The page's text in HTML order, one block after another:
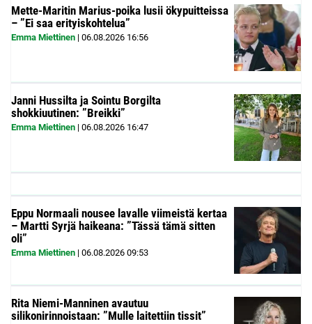
Mette-Maritin Marius-poika lusii ökypuitteissa
– ”Ei saa erityiskohtelua”
Emma Miettinen | 06.08.2026 16:56
Janni Hussilta ja Sointu Borgilta
shokkiuutinen: ”Breikki”
Emma Miettinen | 06.08.2026 16:47
Eppu Normaali nousee lavalle viimeistä kertaa
– Martti Syrjä haikeana: ”Tässä tämä sitten
oli”
Emma Miettinen | 06.08.2026 09:53
Rita Niemi-Manninen avautuu
silikonirinnoistaan: ”Mulle laitettiin tissit”